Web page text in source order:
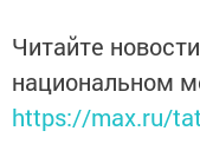
Читайте
национальном
https://max.ru/